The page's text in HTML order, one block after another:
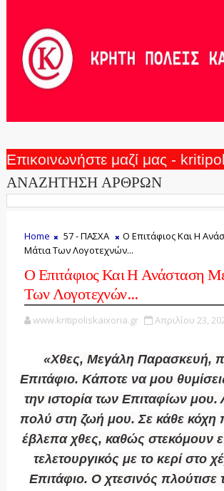
Επικοινωνήστε μαζί μας -
ΑΝΑΖΗΤΗΣΗ ΑΡΘΡΩΝ
Home 57 - ΠΑΣΧΑ
Ο Επιτάφιος Και Η
Μάτια Των Λογοτεχνών...
Ο Επιτάφιος Και Η Ανάσταση
Των Λογοτεχνών...
www.kritipoliskaixoria.gr Απριλίου 23,
«Χθες, Μεγάλη Παρασκευή,
Επιτάφιο. Κάποτε να μου
την ιστορία των Επιταφίων
πολύ στη ζωή μου. Σε κάθε κόχη
έβλεπα χθες, καθώς στεκόμουν
τελετουργικός με το κερί στο
Επιτάφιο. Ο χτεσινός πλούτισε